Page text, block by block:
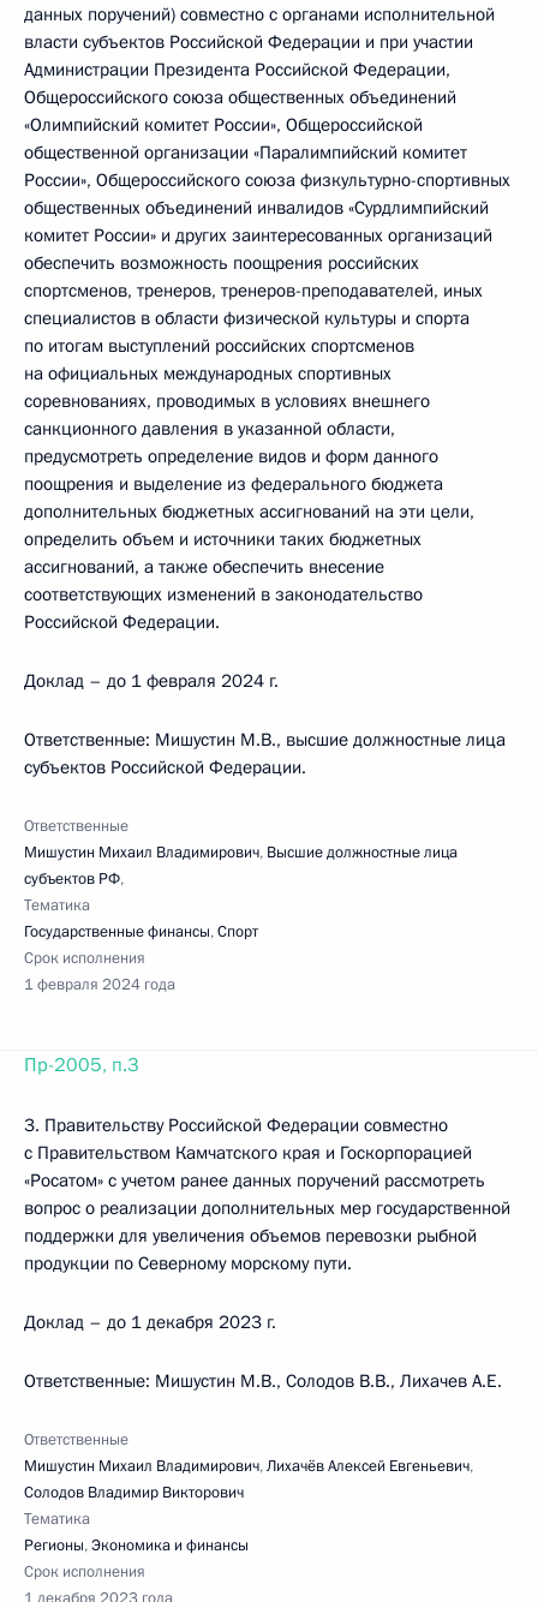
данных поручений) совместно с органами исполнительной
власти субъектов Российской Федерации и при участии
Администрации Президента Российской Федерации,
Общероссийского союза общественных объединений
«Олимпийский комитет России», Общероссийской
общественной организации «Паралимпийский комитет
России», Общероссийского союза физкультурно-спортивных
общественных объединений инвалидов «Сурдлимпийский
комитет России» и других заинтересованных организаций
обеспечить возможность поощрения российских
спортсменов, тренеров, тренеров-преподавателей, иных
специалистов в области физической культуры и спорта
по итогам выступлений российских спортсменов
на официальных международных спортивных
соревнованиях, проводимых в условиях внешнего
санкционного давления в указанной области,
предусмотреть определение видов и форм данного
поощрения и выделение из федерального бюджета
дополнительных бюджетных ассигнований на эти цели,
определить объем и источники таких бюджетных
ассигнований, а также обеспечить внесение
соответствующих изменений в законодательство
Российской Федерации.
Доклад – до 1 февраля 2024 г.
Ответственные: Мишустин М.В., высшие должностные лица
субъектов Российской Федерации.
Ответственные
Мишустин Михаил Владимирович, Высшие должностные лица
субъектов РФ,
Тематика
Государственные финансы,Спорт
Срок исполнения
1 февраля 2024 года
Пр-2005, п.3
3. Правительству Российской Федерации совместно
с Правительством Камчатского края и Госкорпорацией
«Росатом» с учетом ранее данных поручений рассмотреть
вопрос о реализации дополнительных мер государственной
поддержки для увеличения объемов перевозки рыбной
продукции по Северному морскому пути.
Доклад – до 1 декабря 2023 г.
Ответственные: Мишустин М.В., Солодов В.В., Лихачев А.Е.
Ответственные
Мишустин Михаил Владимирович,Лихачёв Алексей Евгеньевич,
Солодов Владимир Викторович
Тематика
Регионы,Экономика и финансы
Срок исполнения